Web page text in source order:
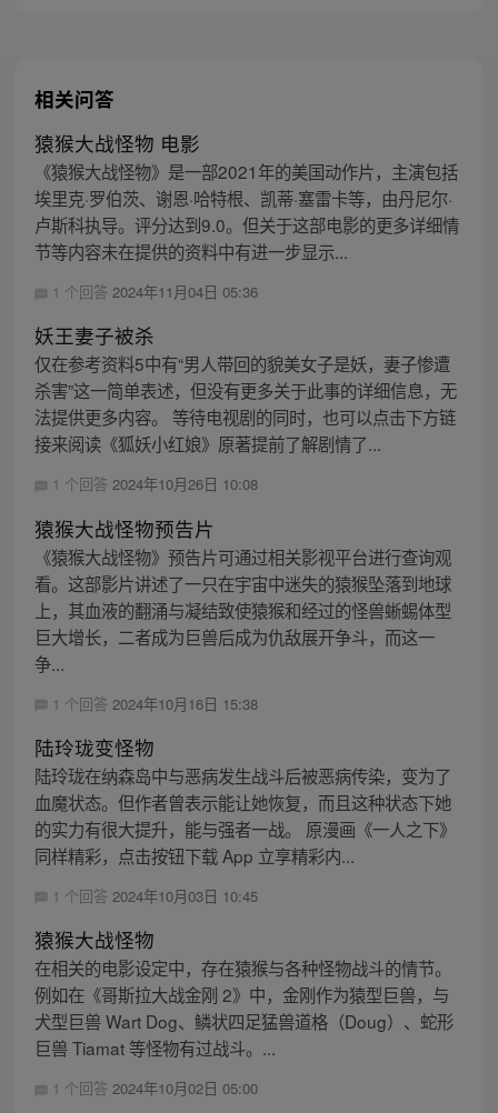
相关问答
猿猴大战怪物 电影
《猿猴大战怪物》是一部2021年的美国动作片，主演包括
埃里克·罗伯茨、谢恩·哈特根、凯蒂·塞雷卡等，由丹尼尔·
卢斯科执导。评分达到9.0。但关于这部电影的更多详细情
节等内容未在提供的资料中有进一步显示...
1 个回答 2024年11月04日 05:36
妖王妻子被杀
仅在参考资料5中有“男人带回的貌美女子是妖，妻子惨遭
杀害”这一简单表述，但没有更多关于此事的详细信息，无
法提供更多内容。 等待电视剧的同时，也可以点击下方链
接来阅读《狐妖小红娘》原著提前了解剧情了...
1 个回答 2024年10月26日 10:08
猿猴大战怪物预告片
《猿猴大战怪物》预告片可通过相关影视平台进行查询观
看。这部影片讲述了一只在宇宙中迷失的猿猴坠落到地球
上，其血液的翻涌与凝结致使猿猴和经过的怪兽蜥蜴体型
巨大增长，二者成为巨兽后成为仇敌展开争斗，而这一
争...
1 个回答 2024年10月16日 15:38
陆玲珑变怪物
陆玲珑在纳森岛中与恶病发生战斗后被恶病传染，变为了
血魔状态。但作者曾表示能让她恢复，而且这种状态下她
的实力有很大提升，能与强者一战。 原漫画《一人之下》
同样精彩，点击按钮下载 App 立享精彩内...
1 个回答 2024年10月03日 10:45
猿猴大战怪物
在相关的电影设定中，存在猿猴与各种怪物战斗的情节。
例如在《哥斯拉大战金刚 2》中，金刚作为猿型巨兽，与
犬型巨兽 Wart Dog、鳞状四足猛兽道格（Doug）、蛇形
巨兽 Tiamat 等怪物有过战斗。...
1 个回答 2024年10月02日 05:00